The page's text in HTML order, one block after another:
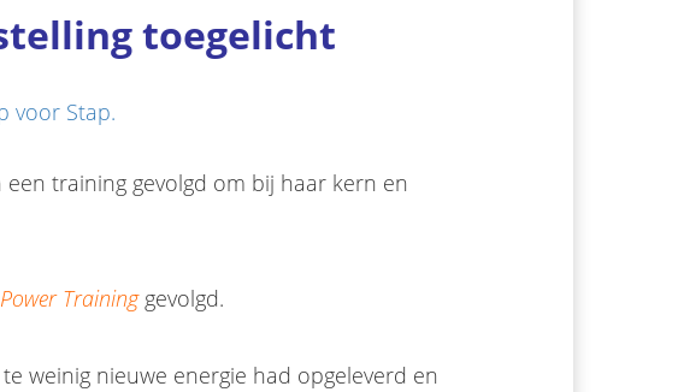
toegelicht
training gevolgd om bij haar kern en
Traininggevolgd.
weinig nieuwe energie had opgeleverd en